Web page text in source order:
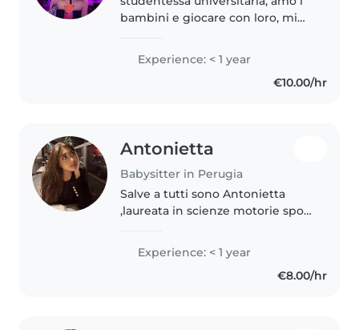
bambini e giocare con loro, mi
cose nuove, la cultura e viaggiare.
amo la musica, il cinema e i libri,
Experience: < 1 year
€10.00/hr
Antonietta
Babysitter in Perugia
Salve a tutti sono Antonietta
,laureata in scienze motorie sport
studi presso l'università di
perugia ,ho diverse esperienze
Experience: < 1 year
€8.00/hr